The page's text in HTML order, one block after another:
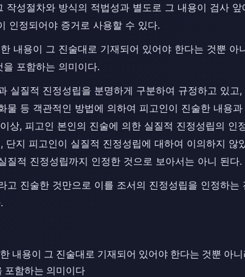
성절차와 방식의 적법성과 별도로 그 내용이 검사 앞
인정되어야 증거로 사용할 수 있다.
내용이 그 진술대로 기재되어 있어야 한다는 것뿐 아
포함하는 의미이다.
실질적 진정성립을 분명하게 구분하여 규정하고 있고,
등 객관적인 방법에 의하여 피고인이 진술한 내용
상, 피고인 본인의 진술에 의한 실질적 진정성립의 인
지 피고인이 실질적 진정성립에 대하여 이의하지 않
적 진정성립까지 인정한 것으로 보아서는 아니 된다.
고 진술한 것만으로 이를 조서의 진정성립을 인정하는
내용이 그 진술대로 기재되어 있어야 한다는 것뿐 아
포함하는 의미이다